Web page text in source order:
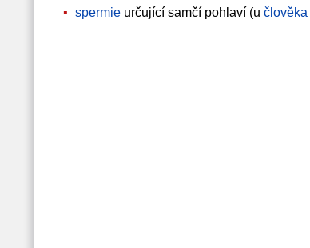
spermieurčující samčí pohlaví (u člověka